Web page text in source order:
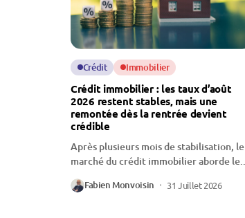
Crédit Immobilier
Crédit immobilier : les taux d’août
2026 restent stables, mais une
remontée dès la rentrée devient
crédible
Après plusieurs mois de stabilisation, le
marché du crédit immobilier aborde le...
Fabien Monvoisin 31 Juillet 2026